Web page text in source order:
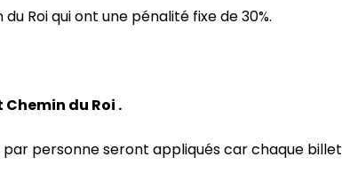
Roi qui ont une pénalité fixe de 30%.
du Roi .
personne seront appliqués car chaque